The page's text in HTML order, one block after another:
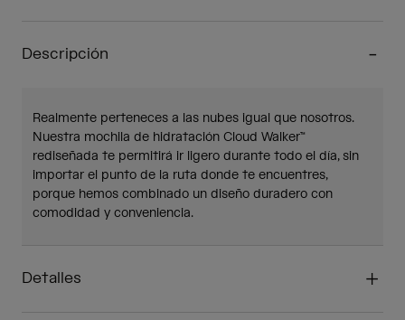
Descripción
Realmente perteneces a las nubes igual que nosotros.
Nuestra mochila de hidratación Cloud Walker™
rediseñada te permitirá ir ligero durante todo el día, sin
importar el punto de la ruta donde te encuentres,
porque hemos combinado un diseño duradero con
comodidad y conveniencia.
Detalles